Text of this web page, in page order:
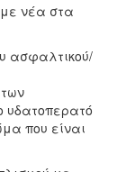
νέα στα
υδατοπερατό
που είναι